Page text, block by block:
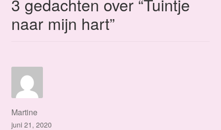
3 gedachten over “Tuintje
naar mijn hart”
Martine
juni 21, 2020